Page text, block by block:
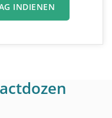
INDIENEN